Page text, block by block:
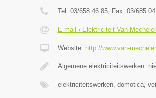
Tel: 03/658.46.85, Fax: 03/
E-mail › Elektriciteit Van
Website: http://www.van-
Algemene elektriciteitswerken:
elektriciteitswerken, domotica,